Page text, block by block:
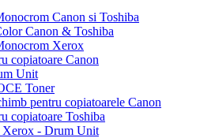
Canon si Toshiba
Canon & Toshiba
Xerox
copiatoare Canon
Unit
Toner
pentru copiatoarele Canon
copiatoare Toshiba
Xerox - Drum Unit